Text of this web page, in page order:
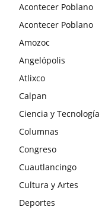
Acontecer Poblano
Acontecer Poblano
Amozoc
Angelópolis
Atlixco
Calpan
Ciencia y Tecnología
Columnas
Congreso
Cuautlancingo
Cultura y Artes
Deportes